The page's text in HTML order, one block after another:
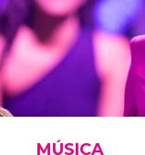
SBT - SISTEMA
MÚSICA